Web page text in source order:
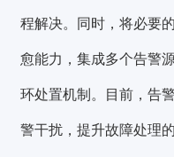
程解决。同时，将必要
愈能力，集成多个告警
环处置机制。目前，告
警干扰，提升故障处理